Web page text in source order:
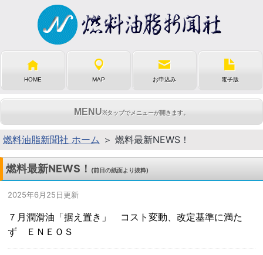
HOME MAP お申込み 電子版
MENU※タップでメニューが開きます。
燃料油脂新聞社 ホーム ＞ 燃料最新NEWS！
燃料最新NEWS！ (前日の紙面より抜粋)
2025年6月25日更新
７月潤滑油「据え置き」 コスト変動、改定基準に満た
ず ＥＮＥＯＳ